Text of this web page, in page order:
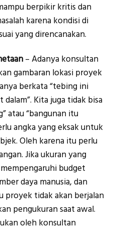
berpikir kritis dan
karena kondisi di
yang direncanakan.
– Adanya konsultan
gambaran lokasi proyek
berkata “tebing ini
dalam”. Kita juga tidak bisa
atau “bangunan itu
angka yang eksak untuk
Oleh karena itu perlu
Jika ukuran yang
budget
daya manusia, dan
proyek tidak akan berjalan
pengukuran saat awal.
oleh konsultan